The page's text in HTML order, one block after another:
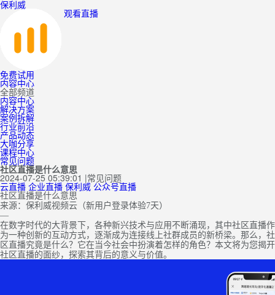
保利威
观看直播
免费试用
内容中心
全部频道
内容中心
解决方案
案例拆解
行业前沿
产品动态
大咖分享
课程中心
常见问题
社区直播是什么意思
2024-07-25 05:39:01 |常见问题
云直播 企业直播 保利威 公众号直播
社区直播是什么意思
来源：保利威视频云（新用户登录体验7天）
—
在数字时代的大背景下，各种新兴技术与应用不断涌现，其中社区直播作
为一种创新的互动方式，逐渐成为连接线上社群成员的新桥梁。那么，社
区直播究竟是什么？它在当今社会中扮演着怎样的角色？本文将为您揭开
社区直播的面纱，探索其背后的意义与价值。